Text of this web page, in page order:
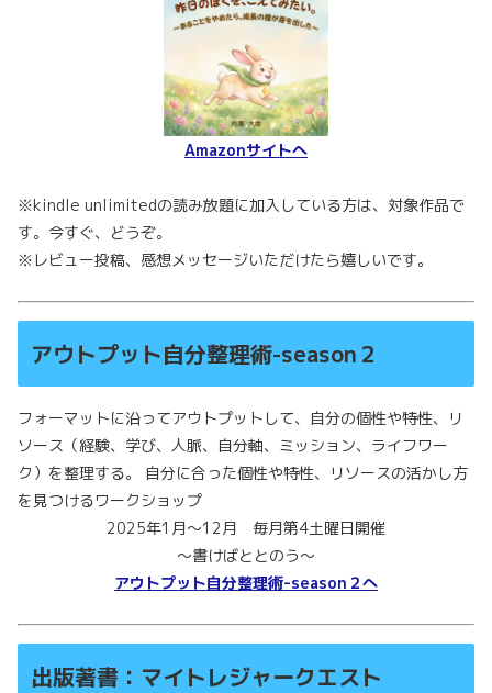
Amazonサイトへ
※kindle unlimitedの読み放題に加入している方は、対象作品で
す。今すぐ、どうぞ。
※レビュー投稿、感想メッセージいただけたら嬉しいです。
アウトプット自分整理術-season２
フォーマットに沿ってアウトプットして、自分の個性や特性、リ
ソース（経験、学び、人脈、自分軸、ミッション、ライフワー
ク）を整理する。 自分に合った個性や特性、リソースの活かし方
を見つけるワークショップ
2025年1月～12月 毎月第4土曜日開催
～書けばととのう～
アウトプット自分整理術-season２へ
出版著書：マイトレジャークエスト